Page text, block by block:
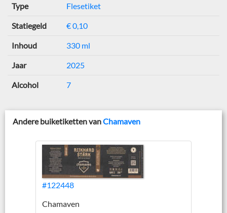
Type Flesetiket
Statiegeld € 0,10
Inhoud 330 ml
Jaar 2025
Alcohol 7
Andere buiketiketten vanChamaven
#122448
Chamaven